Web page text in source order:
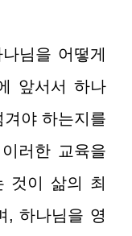
님을 어떻게
앞서서 하나
야 하는지를
러한 교육을
것이 삶의 최
, 하나님을 영